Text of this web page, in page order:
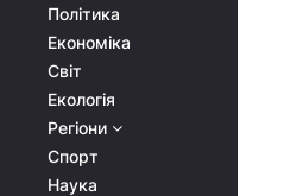
Політика
Економіка
Світ
Екологія
Регіони
Спорт
Наука